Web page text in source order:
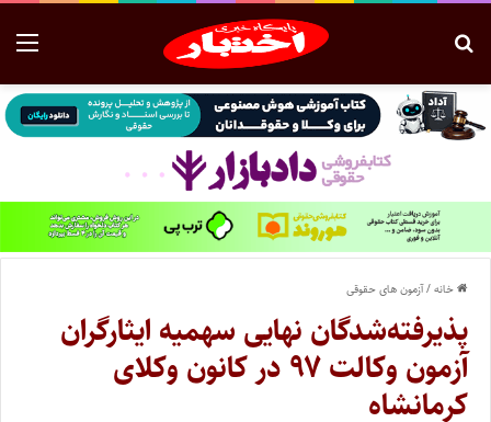
خانه/آزمون های حقوقی
پذیرفته‌شدگان نهایی سهمیه ایثارگران
آزمون وکالت ۹۷ در کانون وکلای
کرمانشاه